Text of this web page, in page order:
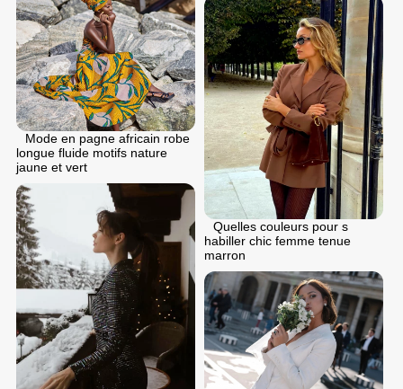
Mode en pagne africain robe
longue fluide motifs nature
jaune et vert
Quelles couleurs pour s
habiller chic femme tenue
marron